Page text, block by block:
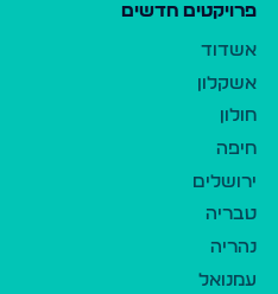
פרויקטים חדשים
אשדוד
אשקלון
חולון
חיפה
ירושלים
טבריה
נהריה
עמנואל